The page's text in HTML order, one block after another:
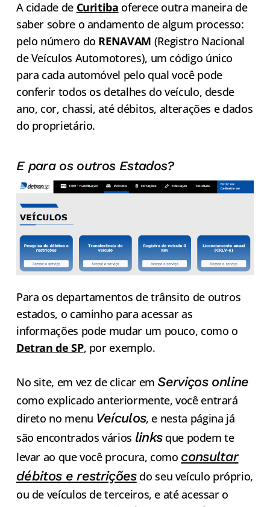
A cidade de Curitiba oferece outra maneira de
saber sobre o andamento de algum processo:
pelo número do RENAVAM (Registro Nacional
de Veículos Automotores), um código único
para cada automóvel pelo qual você pode
conferir todos os detalhes do veículo, desde
ano, cor, chassi, até débitos, alterações e dados
do proprietário.
E para os outros Estados?
Para os departamentos de trânsito de outros
estados, o caminho para acessar as
informações pode mudar um pouco, como o
Detran de SP, por exemplo.
No site, em vez de clicar emServiços online
como explicado anteriormente, você entrará
direto no menu Veículos, e nesta página já
são encontrados vários linksque podem te
levar ao que você procura, como consultar
débitos e restriçõesdo seu veículo próprio,
ou de veículos de terceiros, e até acessar o